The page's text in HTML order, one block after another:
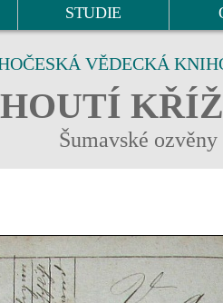
STUDIE
VĚDECKÁ
Šumavské